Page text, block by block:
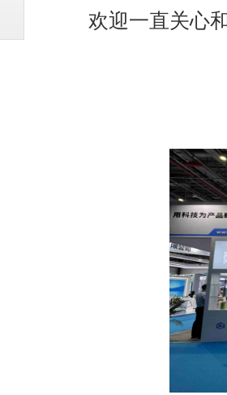
欢迎一直关心